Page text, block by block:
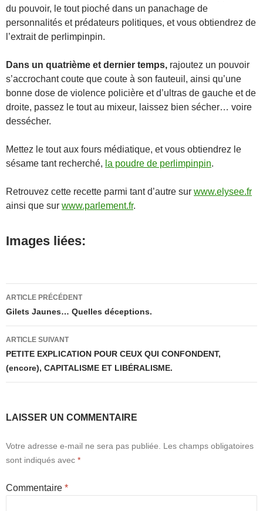
du pouvoir, le tout pioché dans un panachage de
personnalités et prédateurs politiques, et vous obtiendrez de
l’extrait de perlimpinpin.
Dans un quatrième et dernier temps, rajoutez un pouvoir
s’accrochant coute que coute à son fauteuil, ainsi qu’une
bonne dose de violence policière et d’ultras de gauche et de
droite, passez le tout au mixeur, laissez bien sécher… voire
dessécher.
Mettez le tout aux fours médiatique, et vous obtiendrez le
sésame tant recherché, la poudre de perlimpinpin.
Retrouvez cette recette parmi tant d’autre sur www.elysee.fr
ainsi que sur www.parlement.fr.
Images liées:
Navigation
des
articles
ARTICLE PRÉCÉDENT
Gilets Jaunes… Quelles déceptions.
ARTICLE SUIVANT
PETITE EXPLICATION POUR CEUX QUI CONFONDENT,
(encore), CAPITALISME ET LIBÉRALISME.
LAISSER UN COMMENTAIRE
Votre adresse e-mail ne sera pas publiée.
Les champs obligatoires
sont indiqués avec *
Commentaire *